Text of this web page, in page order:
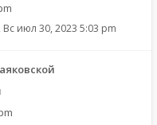
Вс июл 30, 2023 5:03 pm